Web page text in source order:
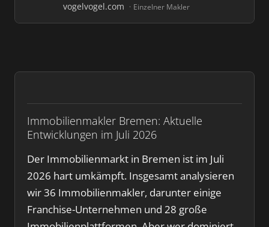
Immobilienmakler Bremen: Aktuelle
Entwicklungen im Juli 2026
Der Immobilienmarkt in Bremen ist im Juli
2026 hart umkämpft. Insgesamt analysieren
wir 36 Immobilienmakler, darunter einige
Franchise-Unternehmen und 28 große
vogelvogel.com Einzelner Makler